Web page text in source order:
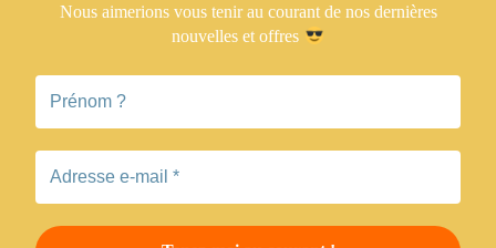
Nous aimerions vous tenir au courant de nos dernières
nouvelles et offres